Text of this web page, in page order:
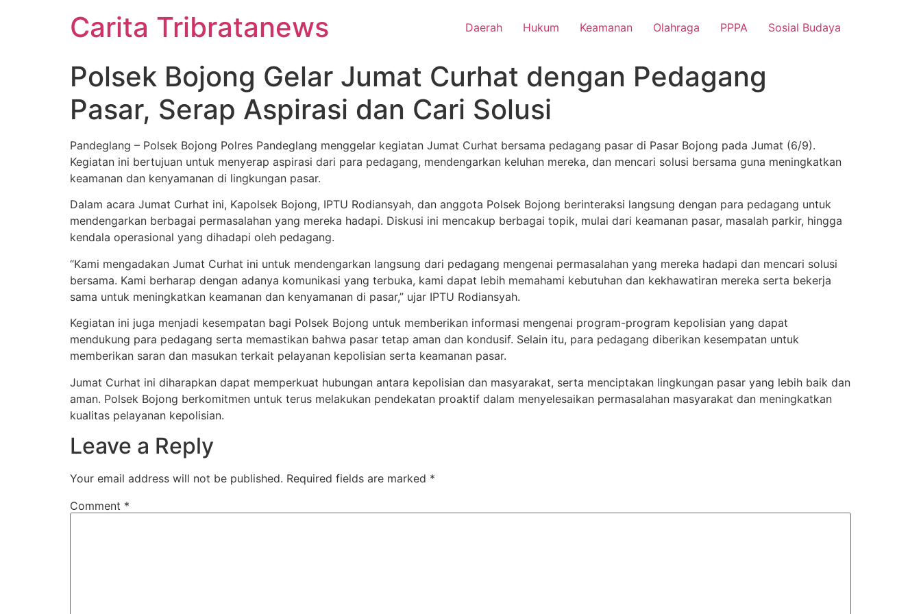
Carita Tribratanews Daerah Hukum Keamanan Olahraga PPPA Sosial Budaya
Polsek Bojong Gelar Jumat Curhat dengan Pedagang
Pasar, Serap Aspirasi dan Cari Solusi
Pandeglang – Polsek Bojong Polres Pandeglang menggelar kegiatan Jumat Curhat bersama pedagang pasar di Pasar Bojong pada Jumat (6/9).
Kegiatan ini bertujuan untuk menyerap aspirasi dari para pedagang, mendengarkan keluhan mereka, dan mencari solusi bersama guna meningkatkan
keamanan dan kenyamanan di lingkungan pasar.
Dalam acara Jumat Curhat ini, Kapolsek Bojong, IPTU Rodiansyah, dan anggota Polsek Bojong berinteraksi langsung dengan para pedagang untuk
mendengarkan berbagai permasalahan yang mereka hadapi. Diskusi ini mencakup berbagai topik, mulai dari keamanan pasar, masalah parkir, hingga
kendala operasional yang dihadapi oleh pedagang.
“Kami mengadakan Jumat Curhat ini untuk mendengarkan langsung dari pedagang mengenai permasalahan yang mereka hadapi dan mencari solusi
bersama. Kami berharap dengan adanya komunikasi yang terbuka, kami dapat lebih memahami kebutuhan dan kekhawatiran mereka serta bekerja
sama untuk meningkatkan keamanan dan kenyamanan di pasar,” ujar IPTU Rodiansyah.
Kegiatan ini juga menjadi kesempatan bagi Polsek Bojong untuk memberikan informasi mengenai program-program kepolisian yang dapat
mendukung para pedagang serta memastikan bahwa pasar tetap aman dan kondusif. Selain itu, para pedagang diberikan kesempatan untuk
memberikan saran dan masukan terkait pelayanan kepolisian serta keamanan pasar.
Jumat Curhat ini diharapkan dapat memperkuat hubungan antara kepolisian dan masyarakat, serta menciptakan lingkungan pasar yang lebih baik dan
aman. Polsek Bojong berkomitmen untuk terus melakukan pendekatan proaktif dalam menyelesaikan permasalahan masyarakat dan meningkatkan
kualitas pelayanan kepolisian.
Leave a Reply
Your email address will not be published. Required fields are marked *
Comment *